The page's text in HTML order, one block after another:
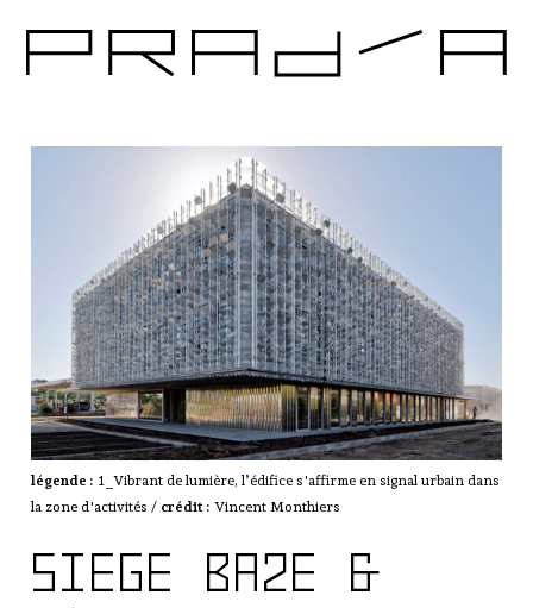
R
'
A
2
0
2
2
—
P
a
l
m
a
r
è
s
é
g
légende : 1_Vibrant de lumière, l’édifice s'affirme en signal urbain dans
la zone d'activités / crédit : Vincent Monthiers
SIEGE BA2E &